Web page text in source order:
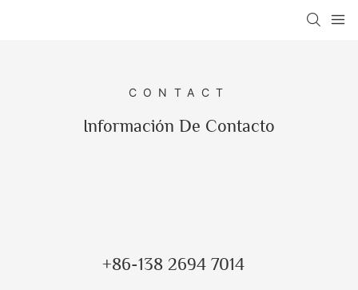
CONTACT
Información De Contacto
+86-138 2694 7014